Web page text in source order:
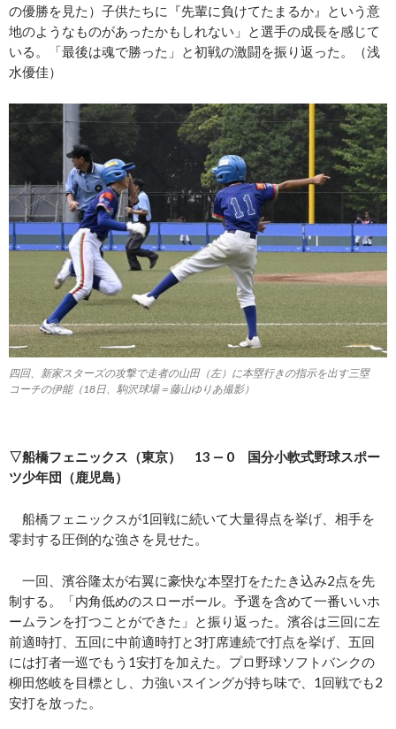
の優勝を見た）子供たちに『先輩に負けてたまるか』という意
地のようなものがあったかもしれない」と選手の成長を感じて
いる。「最後は魂で勝った」と初戦の激闘を振り返った。（浅
水優佳）
四回、新家スターズの攻撃で走者の山田（左）に本塁行きの指示を出す三塁
コーチの伊能（18日、駒沢球場＝藤山ゆりあ撮影）
▽船橋フェニックス（東京） 13 ― 0 国分小軟式野球スポー
ツ少年団（鹿児島）
船橋フェニックスが1回戦に続いて大量得点を挙げ、相手を
零封する圧倒的な強さを見せた。
一回、濱谷隆太が右翼に豪快な本塁打をたたき込み2点を先
制する。「内角低めのスローボール。予選を含めて一番いいホ
ームランを打つことができた」と振り返った。濱谷は三回に左
前適時打、五回に中前適時打と3打席連続で打点を挙げ、五回
には打者一巡でもう1安打を加えた。プロ野球ソフトバンクの
柳田悠岐を目標とし、力強いスイングが持ち味で、1回戦でも2
安打を放った。